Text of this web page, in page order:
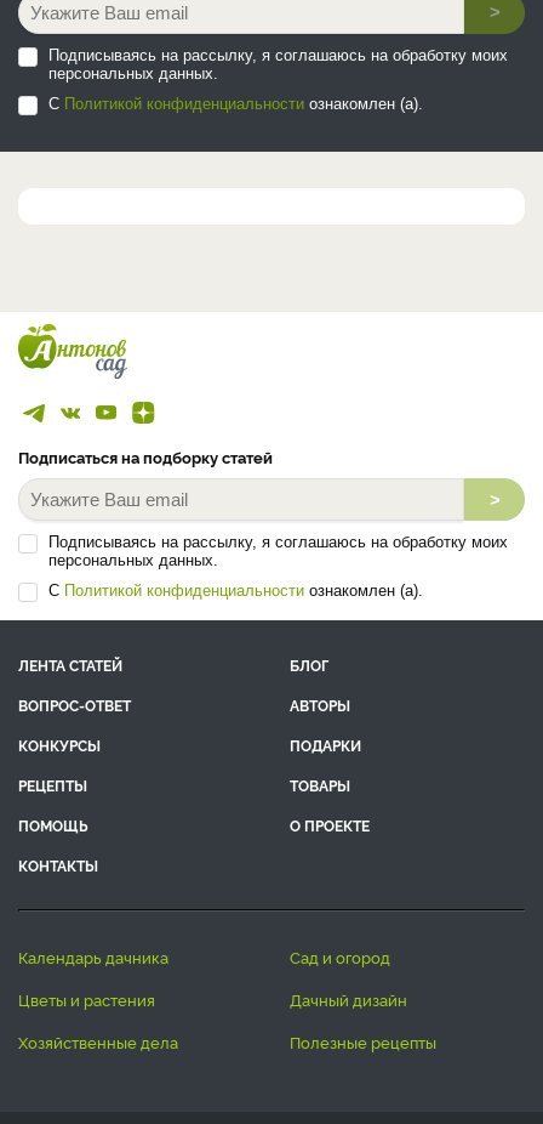
>
Подписываясь на рассылку, я соглашаюсь на обработку моих
персональных данных.
С Политикой конфиденциальности ознакомлен (а).
Подписаться на подборку статей
>
Подписываясь на рассылку, я соглашаюсь на обработку моих
персональных данных.
С Политикой конфиденциальности ознакомлен (а).
ЛЕНТА СТАТЕЙ
БЛОГ
ВОПРОС-ОТВЕТ
АВТОРЫ
КОНКУРСЫ
ПОДАРКИ
РЕЦЕПТЫ
ТОВАРЫ
ПОМОЩЬ
О ПРОЕКТЕ
КОНТАКТЫ
календарь дачника
сад и огород
цветы и растения
дачный дизайн
хозяйственные дела
полезные рецепты